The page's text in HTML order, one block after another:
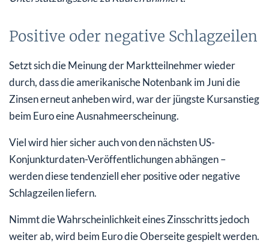
Positive oder negative Schlagzeilen
Setzt sich die Meinung der Marktteilnehmer wieder
durch, dass die amerikanische Notenbank im Juni die
Zinsen erneut anheben wird, war der jüngste Kursanstieg
beim Euro eine Ausnahmeerscheinung.
Viel wird hier sicher auch von den nächsten US-
Konjunkturdaten-Veröffentlichungen abhängen –
werden diese tendenziell eher positive oder negative
Schlagzeilen liefern.
Nimmt die Wahrscheinlichkeit eines Zinsschritts jedoch
weiter ab, wird beim Euro die Oberseite gespielt werden.